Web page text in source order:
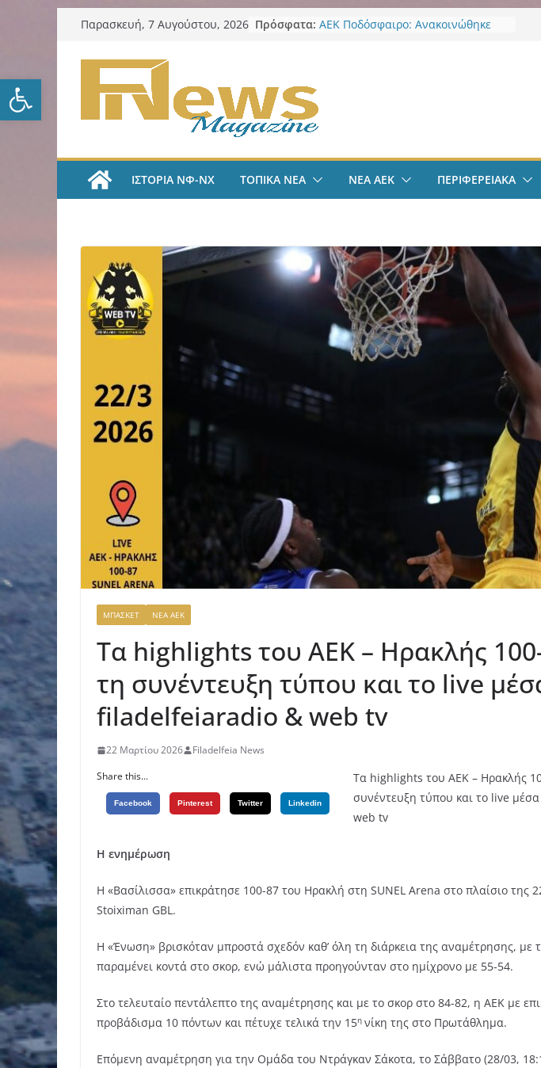
Ανοίξτε τη γραμμή εργαλείων
Μετάβαση
περιεχόμενο
Παρασκευή, 7 Αυγούστου, 2026 Πρόσφατα: ΑΕΚ Ποδόσφαιρο: Ανακοινώθηκε
με Άννα Γκόμες Ρεσέντε
ΑΕΚ Χάντμπολ Γυναικών:
ΑΕΚ Ποδόσφαιρο: Στην Αθήνα ο
Μίλαν Βιτάλις – Περνά ιατρικά,
υπογράφει τετραετές συμβόλαιο
και πιάνει δουλειά στα Σπάτα
ΙΣΤΟΡΙΑ ΝΦ-ΝΧ ΤΟΠΙΚΑ ΝΕΑ ΝΕΑ ΑΕΚ ΠΕΡΙΦΕΡΕΙΑΚΑ
ΜΠΑΣΚΕΤ ΝΕΑ ΑΕΚ
Τα highlights του ΑΕΚ – Ηρακλής
τη συνέντευξη τύπου και το live
filadelfeiaradio & web tv
22 Μαρτίου 2026
Filadelfeia News
Share this...
Facebook Pinterest Twitter Linkedin
Τα highlights του ΑΕΚ – Ηρακλής
συνέντευξη τύπου και το live
web tv
Η ενημέρωση
Η «Βασίλισσα» επικράτησε 100-87 του Ηρακλή στη SUNEL Arena στο πλαίσιο της
Stoiximan GBL.
Η «Ένωση» βρισκόταν μπροστά σχεδόν καθ’ όλη τη διάρκεια της αναμέτρησης,
παραμένει κοντά στο σκορ, ενώ μάλιστα προηγούνταν στο ημίχρονο με 55-54.
Στο τελευταίο πεντάλεπτο της αναμέτρησης και με το σκορ στο 84-82, η ΑΕΚ με
προβάδισμα 10 πόντων και πέτυχε τελικά την 15η νίκη της στο Πρωτάθλημα.
Επόμενη αναμέτρηση για την Ομάδα του Ντράγκαν Σάκοτα, το Σάββατο (28/03,